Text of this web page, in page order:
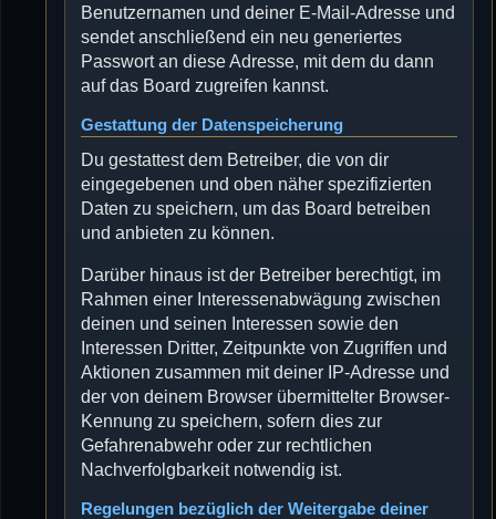
Benutzernamen und deiner E-Mail-Adresse und
sendet anschließend ein neu generiertes
Passwort an diese Adresse, mit dem du dann
auf das Board zugreifen kannst.
Gestattung der Datenspeicherung
Du gestattest dem Betreiber, die von dir
eingegebenen und oben näher spezifizierten
Daten zu speichern, um das Board betreiben
und anbieten zu können.
Darüber hinaus ist der Betreiber berechtigt, im
Rahmen einer Interessenabwägung zwischen
deinen und seinen Interessen sowie den
Interessen Dritter, Zeitpunkte von Zugriffen und
Aktionen zusammen mit deiner IP-Adresse und
der von deinem Browser übermittelter Browser-
Kennung zu speichern, sofern dies zur
Gefahrenabwehr oder zur rechtlichen
Nachverfolgbarkeit notwendig ist.
Regelungen bezüglich der Weitergabe deiner